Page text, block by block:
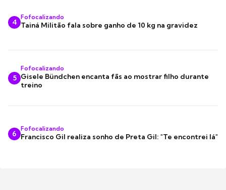
4
Fofocalizando
Tainá Militão fala sobre ganho de 10 kg na gravidez
5
Fofocalizando
Gisele Bündchen encanta fãs ao mostrar filho durante
treino
6
Fofocalizando
Francisco Gil realiza sonho de Preta Gil: "Te encontrei lá"